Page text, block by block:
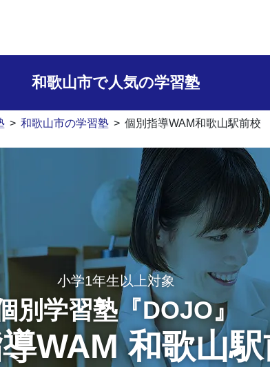
和歌山市で人気の学習塾
> 和歌山市の学習塾 > 個別指導WAM和歌山駅前校
小学1年生以上対象
別学習塾『DOJO』
WAM 和歌山